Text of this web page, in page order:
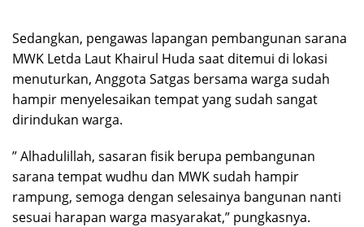
Sedangkan, pengawas lapangan pembangunan sarana
MWK Letda Laut Khairul Huda saat ditemui di lokasi
menuturkan, Anggota Satgas bersama warga sudah
hampir menyelesaikan tempat yang sudah sangat
dirindukan warga.
” Alhadulillah, sasaran fisik berupa pembangunan
sarana tempat wudhu dan MWK sudah hampir
rampung, semoga dengan selesainya bangunan nanti
sesuai harapan warga masyarakat,” pungkasnya.